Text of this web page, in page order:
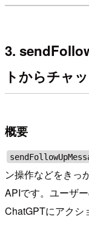
3.
トからチャ
概要
ン操作などをきっ
APIです。ユーザ
ChatGPTにアクシ